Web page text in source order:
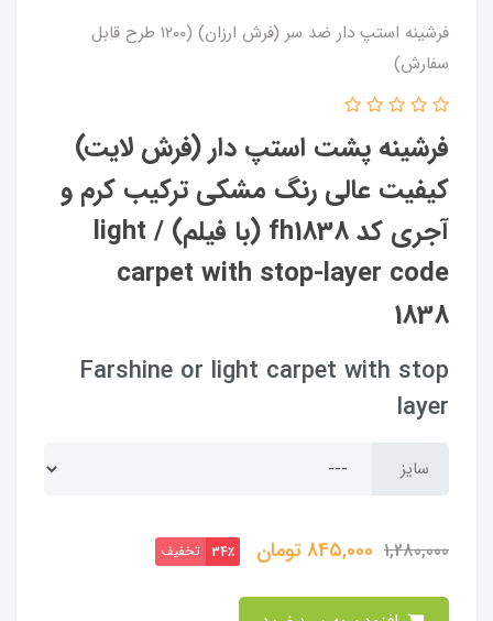
فرشینه استپ دار ضد سر (فرش ارزان) (۱۲۰۰ طرح قابل
سفارش)
فرشینه پشت استپ دار (فرش لایت)
کیفیت عالی رنگ مشکی ترکیب کرم و
آجری کد fh1838 (با فیلم) / light
carpet with stop-layer code
1838
Farshine or light carpet with stop
layer
سایز
1,280,000
845,000تومان 34٪ تخفیف